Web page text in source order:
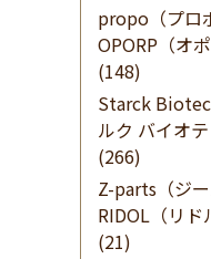
propo（プロ
OPORP（オポ
(148)
Starck
ルク バイオ
(266)
Z-parts（ジ
RIDOL（リド
(21)